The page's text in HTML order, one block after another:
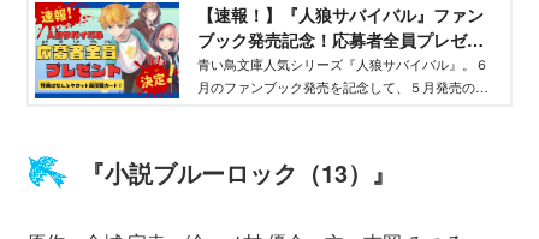
【速報！】『人狼サバイバル』ファン
ブック発売記念！応募者全員プレゼン
ト
青い鳥文庫人気シリーズ『人狼サバイバル』。６
月のファンブック発売を記念して、５月発売の最
『小説ブルーロック（13）』